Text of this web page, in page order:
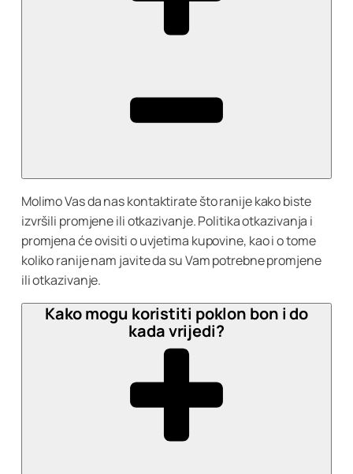
Molimo Vas da nas kontaktirate što ranije kako biste
izvršili promjene ili otkazivanje. Politika otkazivanja i
promjena će ovisiti o uvjetima kupovine, kao i o tome
koliko ranije nam javite da su Vam potrebne promjene
ili otkazivanje.
Kako mogu koristiti poklon bon i do
kada vrijedi?